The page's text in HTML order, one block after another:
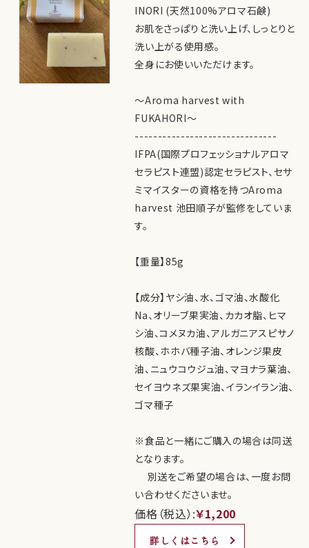
INORI (天然100%アロマ石鹸)
お肌をさっぱりと洗い上げ、しっとりと
洗い上がる使用感。
全身にお使いいただけます。
～Aroma harvest with
FUKAHORI～
-------------------------------
IFPA(国際プロフェッショナルアロマ
セラピスト連盟)認定セラピスト、セサ
ミマイスターの資格を持つAroma
harvest 池田順子が監修をしていま
す。
【重量】85g
【成分】ヤシ油、水、ゴマ油、水酸化
Na、オリーブ果実油、カカオ脂、ヒマ
シ油、コメヌカ油、アルガニアスピサノ
核酸、ホホバ種子油、オレンジ果皮
油、ニュウコウジュ油、マヨナラ葉油、
セイヨウネズ果実油、イランイラン油、
ゴマ種子
※食品と一緒にご購入の場合は同送
となります。
別送をご希望の場合は、一度お問
い合わせくださいませ。
価格（税込）:￥1,200
詳しくはこちら